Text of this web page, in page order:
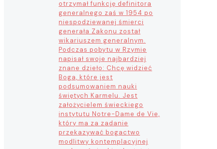
otrzymał funkcję definitora
generalnego zaś w 1954 po
niespodziewanej śmierci
generała Zakonu został
wikariuszem generalnym.
Podczas pobytu w Rzymie
napisał swoje najbardziej
znane dzieło: Chcę widzieć
Boga, które jest
podsumowaniem nauki
świętych Karmelu. Jest
założycielem świeckiego
instytutu Notre-Dame de Vie,
który ma za zadanie
przekazywać bogactwo
modlitwy kontemplacyjnej